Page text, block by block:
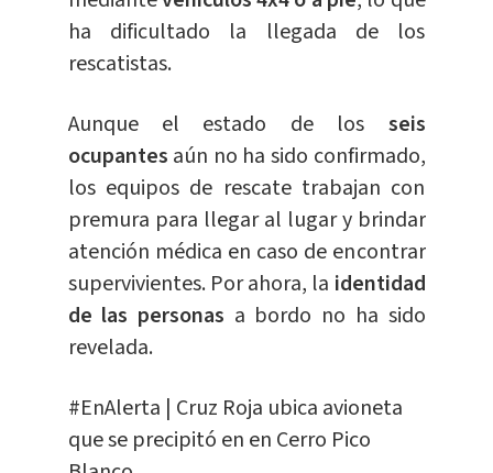
ha dificultado la llegada de los
rescatistas.
Aunque el estado de los seis
ocupantes aún no ha sido confirmado,
los equipos de rescate trabajan con
premura para llegar al lugar y brindar
atención médica en caso de encontrar
supervivientes. Por ahora, la identidad
de las personas a bordo no ha sido
revelada.
#EnAlerta | Cruz Roja ubica avioneta
que se precipitó en en Cerro Pico